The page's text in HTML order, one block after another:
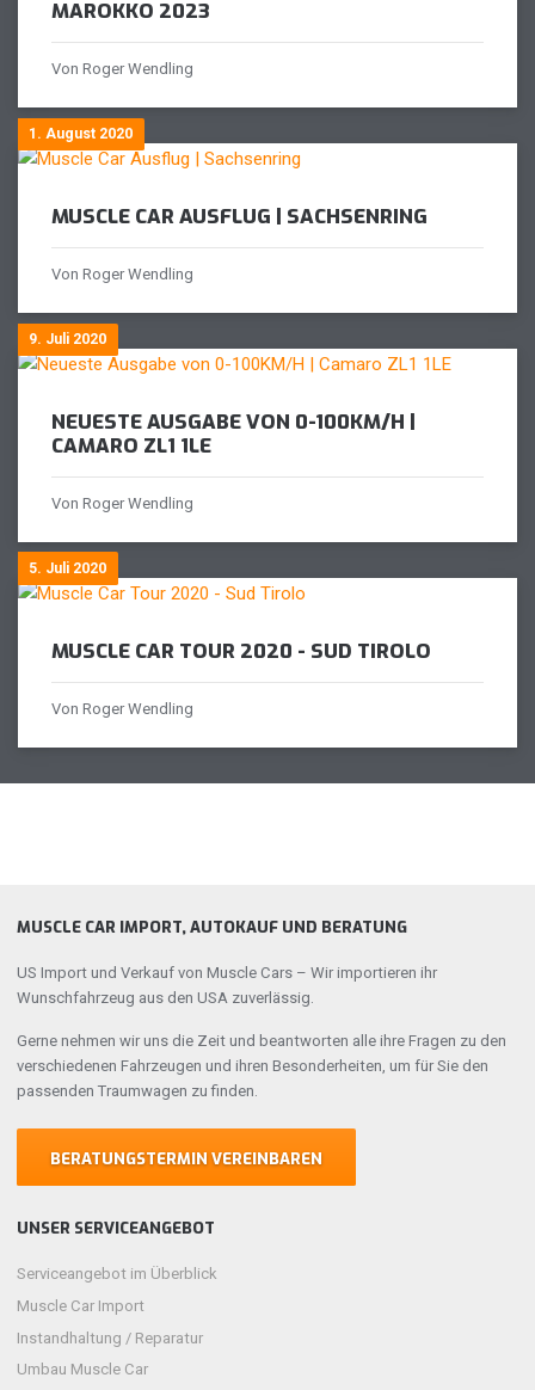
MAROKKO 2023
Von Roger Wendling
1. August 2020
MUSCLE CAR AUSFLUG | SACHSENRING
Von Roger Wendling
9. Juli 2020
NEUESTE AUSGABE VON 0-100KM/H |
CAMARO ZL1 1LE
Von Roger Wendling
5. Juli 2020
MUSCLE CAR TOUR 2020 - SUD TIROLO
Von Roger Wendling
MUSCLE CAR IMPORT, AUTOKAUF UND BERATUNG
US Import und Verkauf von Muscle Cars – Wir importieren ihr
Wunschfahrzeug aus den USA zuverlässig.
Gerne nehmen wir uns die Zeit und beantworten alle ihre Fragen zu den
verschiedenen Fahrzeugen und ihren Besonderheiten, um für Sie den
passenden Traumwagen zu finden.
BERATUNGSTERMIN VEREINBAREN
UNSER SERVICEANGEBOT
Serviceangebot im Überblick
Muscle Car Import
Instandhaltung / Reparatur
Umbau Muscle Car